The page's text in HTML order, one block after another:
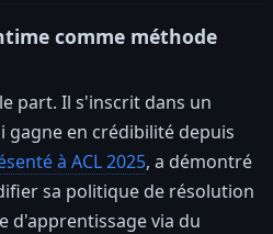
comme méthode
part. Il s'inscrit dans un
gagne en crédibilité depuis
à ACL 2025, a démontré
sa politique de résolution
d'apprentissage via du